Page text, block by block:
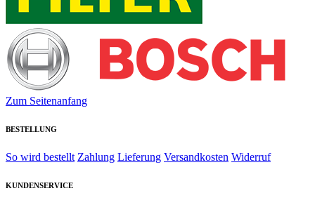
Zum Seitenanfang
BESTELLUNG
So wird bestellt Zahlung Lieferung Versandkosten Widerruf
KUNDENSERVICE